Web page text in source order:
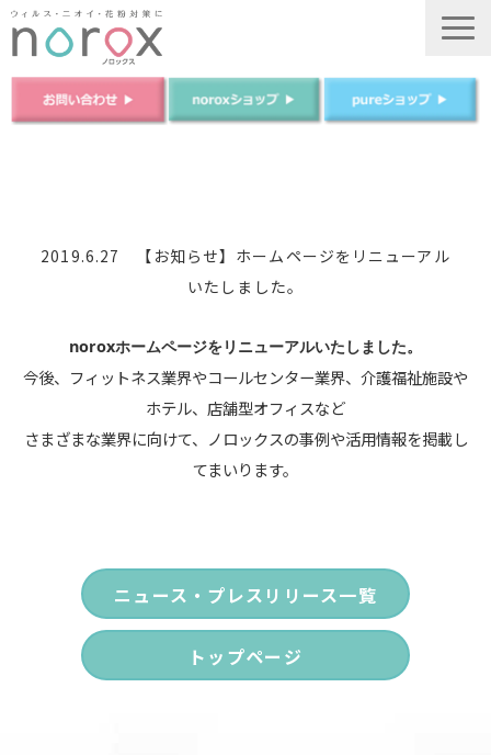
ノロックスPureについて
商品について
ご購入はこちら
運営会社
2019.6.27 【お知らせ】ホームページをリニューアル
いたしました。
noroxホームページをリニューアルいたしました。
今後、フィットネス業界やコールセンター業界、介護福祉施設や
ホテル、店舗型オフィスなど
さまざまな業界に向けて、ノロックスの事例や活用情報を掲載し
てまいります。
ニュース・プレスリリース一覧
トップページ